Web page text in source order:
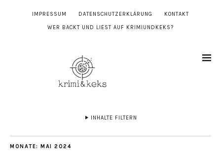
IMPRESSUM DATENSCHUTZERKLÄRUNG KONTAKT
WER BACKT UND LIEST AUF KRIMIUNDKEKS?
INHALTE FILTERN
MONATE: MAI 2024